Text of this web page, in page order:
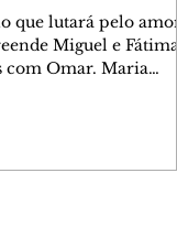
que lutará pelo amor
Miguel e Fátima
com Omar. Maria